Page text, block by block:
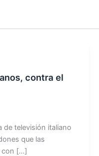
contra el
de televisión italiano
que las
con […]